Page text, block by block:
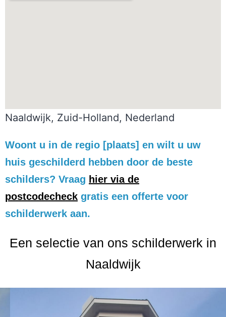
Naaldwijk, Zuid-Holland, Nederland
Woont u in de regio [plaats] en wilt u uw
huis geschilderd hebben door de beste
schilders? Vraag hier via de
postcodecheck gratis een offerte voor
schilderwerk aan.
Een selectie van ons schilderwerk in
Naaldwijk